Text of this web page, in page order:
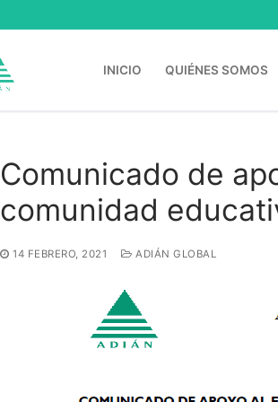
INICIO QUIÉNES SOMOS
Buscar:
Inicio
Comunicado de
comunidad
14 FEBRERO, 2021 ADIÁN GLOBAL